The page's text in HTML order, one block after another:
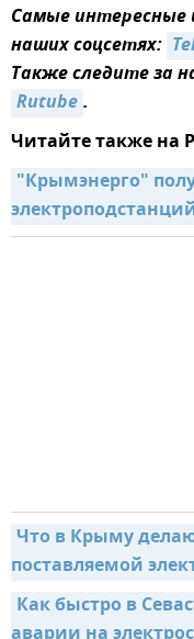
Самые
наших соцсетях:
Также следите за
Rutube.
Читайте также на
"Крымэнерго"
Что в Крыму
поставляемой
Как быстро в